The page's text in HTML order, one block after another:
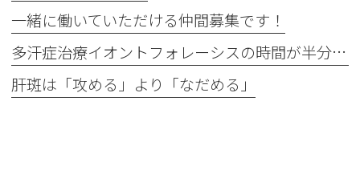
一緒に働いていただける仲間募集です！
多汗症治療イオントフォレーシスの時間が半分に
肝斑は「攻める」より「なだめる」